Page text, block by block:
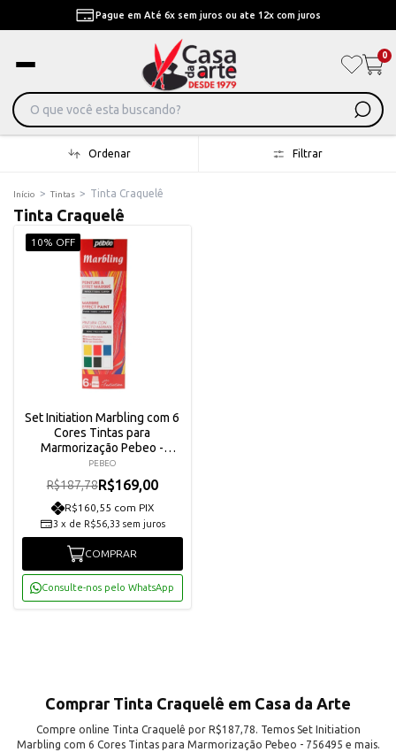
Pague em Até 6x sem juros ou ate 12x com juros
0
Ordenar Filtrar
Início > Tintas > Tinta Craquelê
Tinta Craquelê
10% OFF
Set Initiation Marbling com 6
Cores Tintas para
Marmorização Pebeo -
756495
PEBEO
R$187,78R$169,00
R$160,55 com PIX
3 x de R$56,33 sem juros
COMPRAR
Consulte-nos pelo WhatsApp
Comprar Tinta Craquelê em Casa da Arte
Compre online Tinta Craquelê por R$187,78. Temos Set Initiation
Marbling com 6 Cores Tintas para Marmorização Pebeo - 756495 e mais.